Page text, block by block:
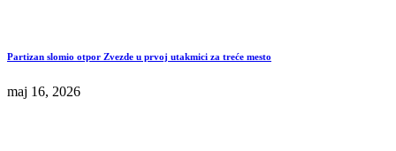
Partizan slomio otpor Zvezde u prvoj utakmici za treće mesto
maj 16, 2026